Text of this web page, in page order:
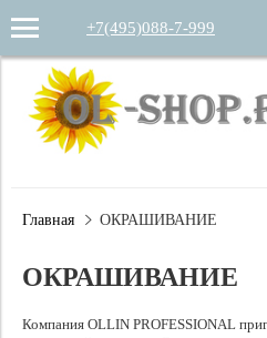
+7(495)088-7-999
Главная ОКРАШИВАНИЕ
ОКРАШИВАНИЕ
Компания OLLIN PROFESSIONAL